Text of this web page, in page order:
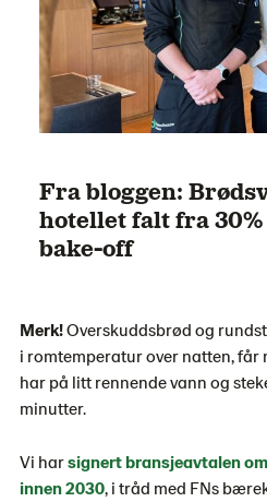
Fra bloggen:
hotellet falt fra
bake-off
Merk!Overskuddsbrød og
i romtemperatur over natten, får
har på litt rennende vann og
minutter.
Vi harsignert bransjeavtalen
innen 2030, i tråd med FNs